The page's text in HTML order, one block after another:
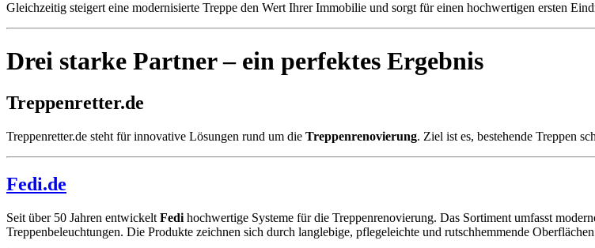
Gleichzeitig steigert eine modernisierte Treppe den Wert Ihrer Immobilie und sorgt für einen hochwertigen ersten
Drei starke Partner – ein perfektes Ergebnis
Treppenretter.de
Treppenretter.de steht für innovative Lösungen rund um die Treppenrenovierung. Ziel ist es, bestehende Treppen
Fedi.de
Seit über 50 Jahren entwickelt Fedi hochwertige Systeme für die Treppenrenovierung. Das Sortiment umfasst
Treppenbeleuchtungen. Die Produkte zeichnen sich durch langlebige, pflegeleichte und rutschhemmende Oberflächen